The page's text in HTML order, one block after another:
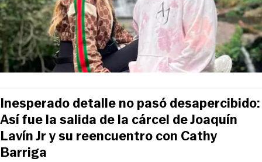
Inesperado detalle no pasó desapercibido:
Así fue la salida de la cárcel de Joaquín
Lavín Jr y su reencuentro con Cathy
Barriga